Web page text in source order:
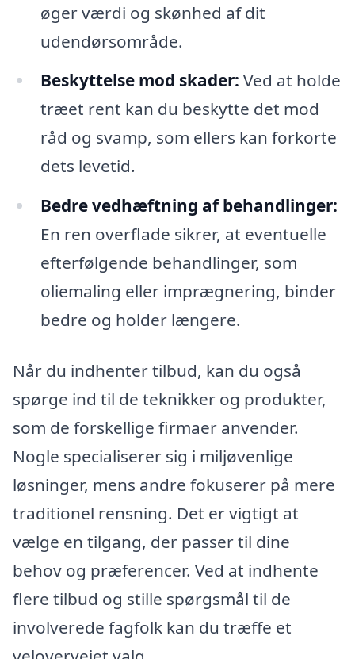
øger værdi og skønhed af dit
udendørsområde.
Beskyttelse mod skader: Ved at holde
træet rent kan du beskytte det mod
råd og svamp, som ellers kan forkorte
dets levetid.
Bedre vedhæftning af behandlinger:
En ren overflade sikrer, at eventuelle
efterfølgende behandlinger, som
oliemaling eller imprægnering, binder
bedre og holder længere.
Når du indhenter tilbud, kan du også
spørge ind til de teknikker og produkter,
som de forskellige firmaer anvender.
Nogle specialiserer sig i miljøvenlige
løsninger, mens andre fokuserer på mere
traditionel rensning. Det er vigtigt at
vælge en tilgang, der passer til dine
behov og præferencer. Ved at indhente
flere tilbud og stille spørgsmål til de
involverede fagfolk kan du træffe et